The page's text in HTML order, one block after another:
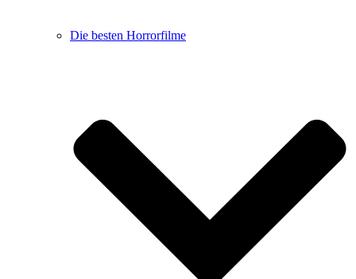
Die besten Horrorfilme